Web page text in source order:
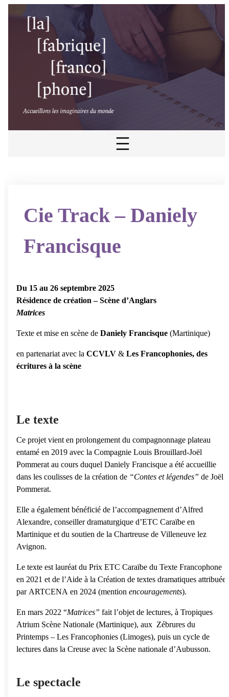
contenu
Cie Track – Daniely
Francisque
Du 15 au 26 septembre 2025
Résidence de création – Scène d’Anglars
Matrices
Texte et mise en scène de Daniely Francisque (Martinique)
en partenariat avec la CCVLV & Les Francophonies, des
écritures à la scène
Le texte
Ce projet vient en prolongement du compagnonnage plateau
entamé en 2019 avec la Compagnie Louis Brouillard-Joël
Pommerat au cours duquel Daniely Francisque a été accueillie
dans les coulisses de la création de “Contes et légendes” de Joël
Pommerat.
Elle a également bénéficié de l’accompagnement d’Alfred
Alexandre, conseiller dramaturgique d’ETC Caraïbe en
Martinique et du soutien de la Chartreuse de Villeneuve lez
Avignon.
Le texte est lauréat du Prix ETC Caraïbe du Texte Francophone
en 2021 et de l’Aide à la Création de textes dramatiques attribuée
par ARTCENA en 2024 (mention encouragements).
En mars 2022 “Matrices” fait l’objet de lectures, à Tropiques
Atrium Scène Nationale (Martinique), aux Zébrures du
Printemps – Les Francophonies (Limoges), puis un cycle de
lectures dans la Creuse avec la Scène nationale d’Aubusson.
Le spectacle